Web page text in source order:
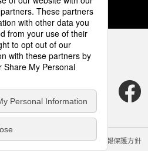
クッキーポリシー 個人情報保護方針